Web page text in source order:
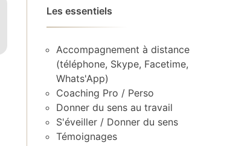
Les essentiels
Accompagnement à distance
(téléphone, Skype, Facetime,
Whats'App)
Coaching Pro / Perso
Donner du sens au travail
S'éveiller / Donner du sens
Témoignages